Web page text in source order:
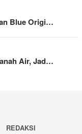
Blue Origi…
Air, Jad…
REDAKSI